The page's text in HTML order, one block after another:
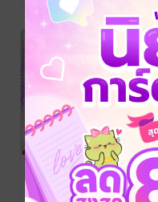
หลินซูซานชีวิต
นี้เพื่อสองแฝด
ปลายฝนต้นหนาว /
เห
บ้า
หล
ปล